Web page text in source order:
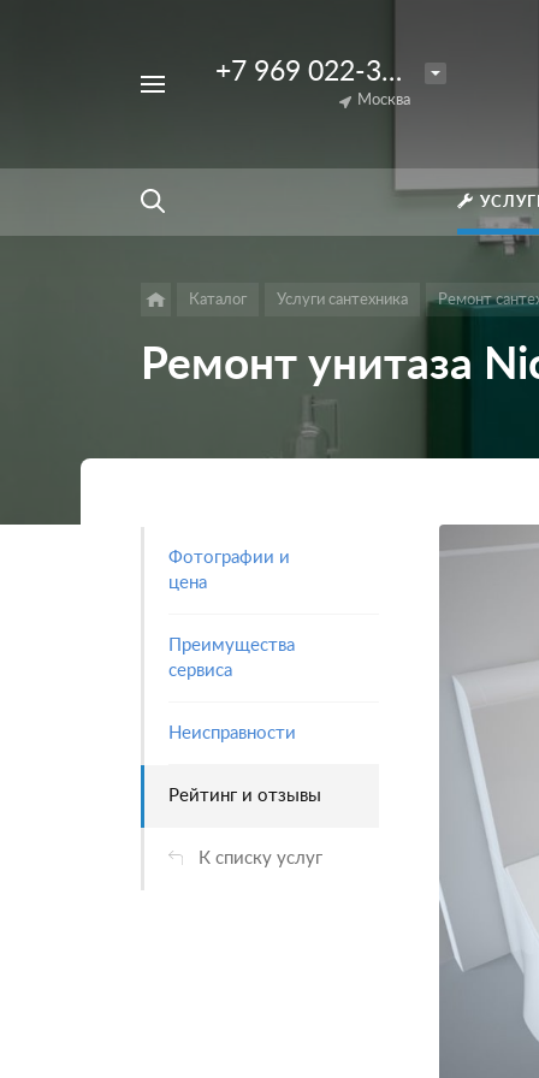
+7 969 022-33-56
Москва
Каталог Услуги сантехника Ремонт
Ремонт унитаза
Фотографии и
цена
Преимущества
сервиса
Неисправности
Рейтинг и отзывы
К списку услуг